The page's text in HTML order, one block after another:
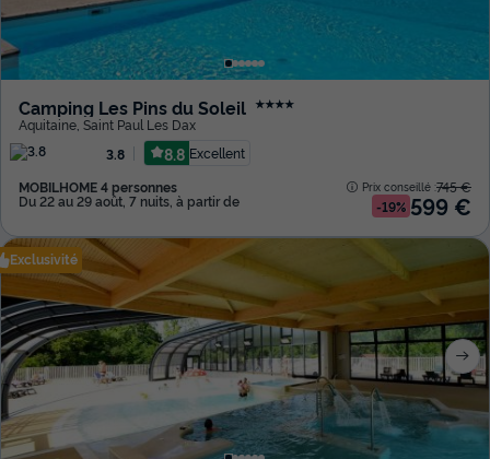
Camping Les Pins du Soleil ★★★★
Aquitaine Saint Paul Les Dax
3.8
8.8 Excellent
MOBILHOME 4 personnes
Du 22 au 29 août, 7 nuits, à partir de
Prix conseillé :745 €
-19% 599 €
Exclusivité